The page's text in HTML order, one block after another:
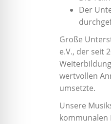
Der
Große
e.V., der seit
wertvollen
umsetzte.
Unsere
kommunalen